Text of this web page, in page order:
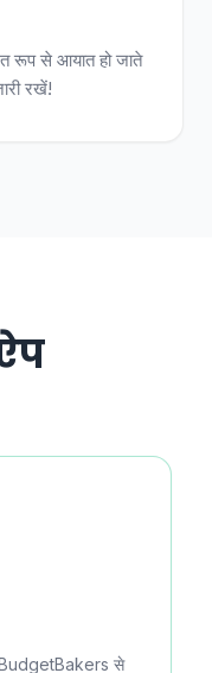
रूप से आयात हो जाते
रखें!
से